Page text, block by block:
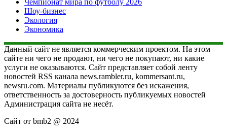
Шоу-бизнес
Экология
Экономика
Данный сайт не является коммерческим проектом. На этом
сайте ни чего не продают, ни чего не покупают, ни какие
услуги не оказываются. Сайт представляет собой ленту
новостей RSS канала news.rambler.ru, kommersant.ru,
newsru.com. Материалы публикуются без искажения,
ответственность за достоверность публикуемых новостей
Администрация сайта не несёт.
Сайт от bmb2 @ 2024